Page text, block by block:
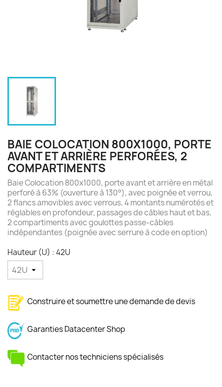
BAIE COLOCATION 800X1000, PORTE
AVANT ET ARRIÈRE PERFORÉES, 2
COMPARTIMENTS
Baie Colocation 800x1000, porte avant et arrière en métal
perforé à 63% (ouverture à 130°), avec poignée et verrou,
2 flancs amovibles avec verrous, 4 montants numérotés et
réglables en profondeur, passages de câbles haut et bas,
2 compartiments avec goulottes passe-câbles
indépendantes (poignée avec serrure à code en option)
Hauteur (U) : 42U
Construire et soumettre une demande de devis
Garanties Datacenter Shop
Contacter nos techniciens spécialisés